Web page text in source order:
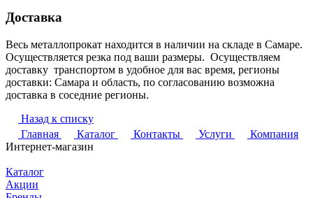
Доставка
Весь металлопрокат находится в наличии на складе в Самаре.
Осуществляется резка под ваши размеры. Осуществляем
доставку транспортом в удобное для вас время, регионы
доставки: Самара и область, по согласованию возможна
доставка в соседние регионы.
Назад к списку
Главная
Каталог Контакты Услуги
Компания
Интернет-магазин
Каталог
Акции